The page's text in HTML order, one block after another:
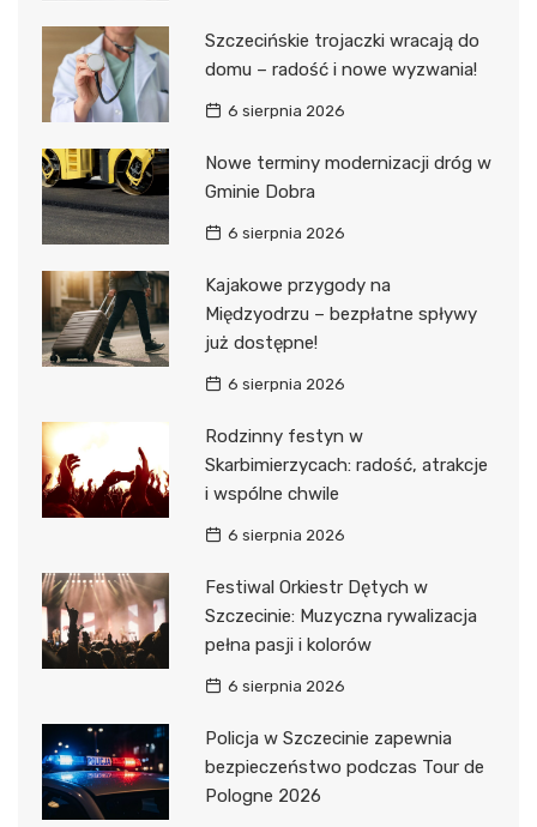
Szczecińskie trojaczki wracają do
domu – radość i nowe wyzwania!
6 sierpnia 2026
Nowe terminy modernizacji dróg w
Gminie Dobra
6 sierpnia 2026
Kajakowe przygody na
Międzyodrzu – bezpłatne spływy
już dostępne!
6 sierpnia 2026
Rodzinny festyn w
Skarbimierzycach: radość, atrakcje
i wspólne chwile
6 sierpnia 2026
Festiwal Orkiestr Dętych w
Szczecinie: Muzyczna rywalizacja
pełna pasji i kolorów
6 sierpnia 2026
Policja w Szczecinie zapewnia
bezpieczeństwo podczas Tour de
Pologne 2026